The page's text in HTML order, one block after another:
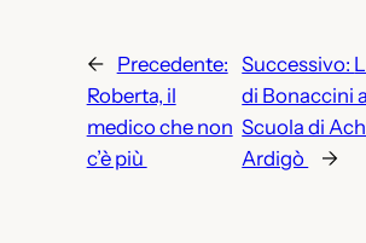
←
Precedente:
Roberta, il
medico che non
c’è più
Successivo:
di Bonaccini
Scuola di
Ardigò
→